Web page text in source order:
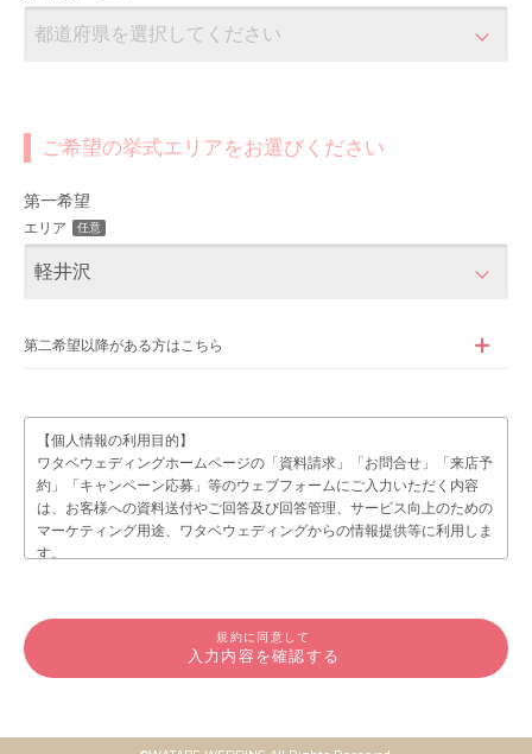
ご希望の挙式エリアをお選びください
第一希望
エリア 任意
第二希望以降がある方はこちら
【個人情報の利用目的】
ワタベウェディングホームページの「資料請求」「お問合せ」「来店予
約」「キャンペーン応募」等のウェブフォームにご入力いただく内容
は、お客様への資料送付やご回答及び回答管理、サービス向上のための
マーケティング用途、ワタベウェディングからの情報提供等に利用しま
す。
プライバシーポリシー
規約に同意して
入力内容を確認する